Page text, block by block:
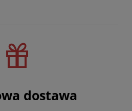
dostawa